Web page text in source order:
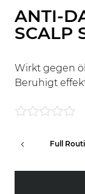
ANTI-
SCALP
Wirkt gegen
Beruhigt
Full